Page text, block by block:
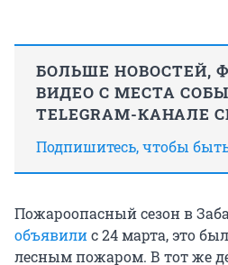
БОЛЬШЕ НОВОСТЕЙ,
ВИДЕО С МЕСТА
TELEGRAM-КАНАЛЕ
Подпишитесь, чтобы
Пожароопасный сезон в
объявилис 24 марта, это
лесным пожаром. В тот же